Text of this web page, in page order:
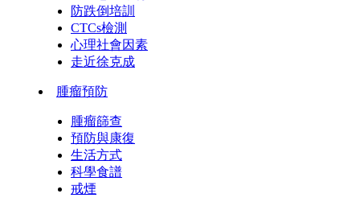
防跌倒培訓
CTCs檢測
心理社會因素
走近徐克成
腫瘤預防
腫瘤篩查
預防與康復
生活方式
科學食譜
戒煙